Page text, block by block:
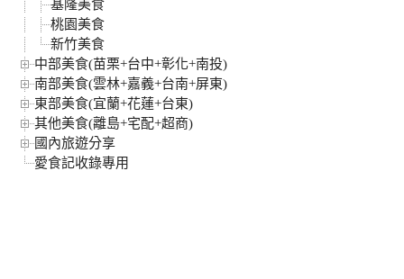
基隆美食
桃園美食
新竹美食
中部美食(苗栗+台中+彰化+南投)
南部美食(雲林+嘉義+台南+屏東)
東部美食(宜蘭+花蓮+台東)
其他美食(離島+宅配+超商)
國內旅遊分享
愛食記收錄專用